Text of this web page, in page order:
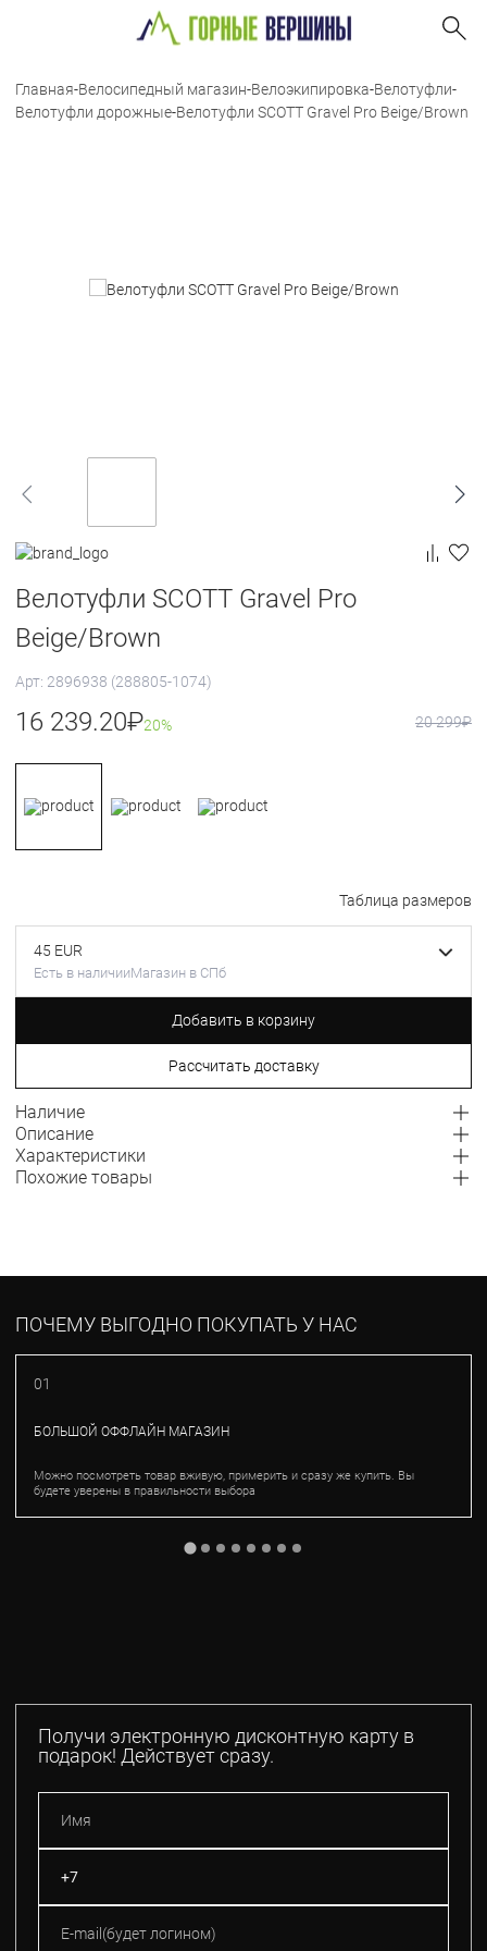
Главная-Велосипедный магазин-Велоэкипировка-Велотуфли-
Велотуфли дорожные-Велотуфли SCOTT Gravel Pro Beige/Brown
Велотуфли SCOTT Gravel Pro
Beige/Brown
Арт: 2896938 (288805-1074)
16 239.20₽20% 20 299₽
Таблица размеров
45 EUR
Есть в наличииМагазин в СПб
Добавить в корзину
Рассчитать доставку
Наличие
Описание
Характеристики
Похожие товары
ПОЧЕМУ ВЫГОДНО ПОКУПАТЬ У НАС
01
БОЛЬШОЙ ОФФЛАЙН МАГАЗИН
Можно посмотреть товар вживую, примерить и сразу же купить. Вы
будете уверены в правильности выбора
Получи электронную дисконтную карту в
подарок! Действует сразу.